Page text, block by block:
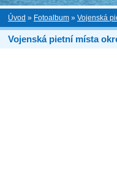
Úvod » Fotoalbum » Vojenská
Vojenská pietní místa